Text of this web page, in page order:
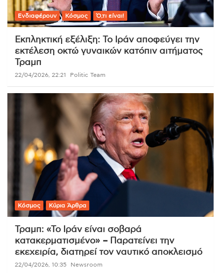
Ενδιαφέρουν Κόσμος Ό,τι είναι!
Εκπληκτική εξέλιξη: Το Ιράν αποφεύγει την
εκτέλεση οκτώ γυναικών κατόπιν αιτήματος
Τραμπ
22/04/2026, 22:21 Politic Team
Κόσμος Κύρια Άρθρα
Τραμπ: «Το Ιράν είναι σοβαρά
κατακερματισμένο» – Παρατείνει την
εκεχειρία, διατηρεί τον ναυτικό αποκλεισμό
22/04/2026, 10:35 Newsroom